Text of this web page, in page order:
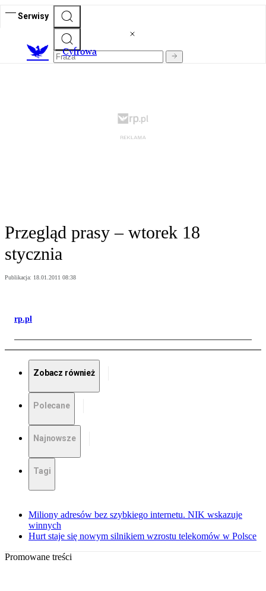
Serwisy
Cyfrowa
Przegląd prasy – wtorek 18
stycznia
Publikacja: 18.01.2011 08:38
rp.pl
Zobacz również
Polecane
Najnowsze
Tagi
Miliony adresów bez szybkiego internetu. NIK wskazuje
winnych
Hurt staje się nowym silnikiem wzrostu telekomów w Polsce
Promowane treści